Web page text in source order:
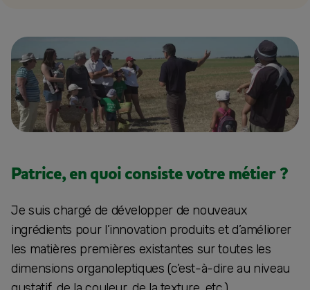
Patrice, en quoi consiste votre métier ?
Je suis chargé de développer de nouveaux
ingrédients pour l’innovation produits et d’améliorer
les matières premières existantes sur toutes les
dimensions organoleptiques (c’est-à-dire au niveau